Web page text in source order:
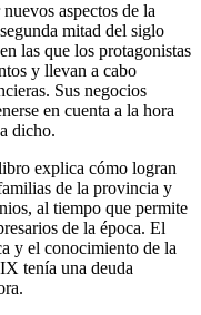
aspectos de la
mitad del siglo
las que los protagonistas
y llevan a cabo
Sus negocios
en cuenta a la hora
dicho.
explica cómo logran
de la provincia y
al tiempo que permite
de la época. El
y el conocimiento de la
tenía una deuda